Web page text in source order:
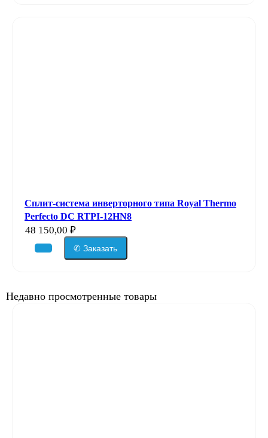
Сплит-система инверторного типа Royal Thermo
Perfecto DC RTPI-12HN8
48 150,00 ₽
✆ Заказать
Недавно просмотренные товары